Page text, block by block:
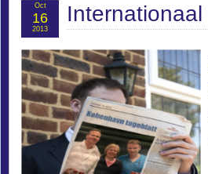
Internationaal
Oct
16
2013